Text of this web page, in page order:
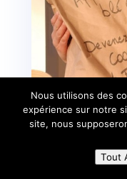
Apportez
Flietermolen, le
Nous utilisons des
expérience sur notre
site, nous
Tout